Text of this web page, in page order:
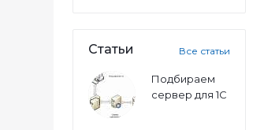
Статьи Все статьи
Подбираем
сервер для 1С